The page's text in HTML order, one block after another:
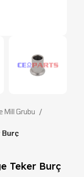
Mill Grubu
Burç
Teker Burç